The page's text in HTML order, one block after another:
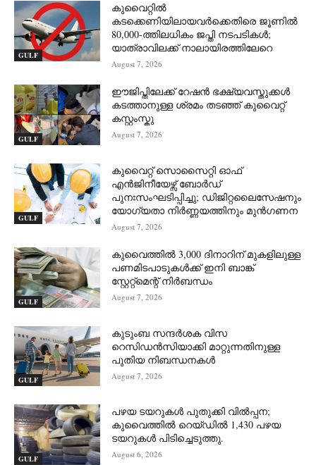
GULF
കുവൈറ്റിൽ
കടക്കെണിയിലായവർക്കെതിരെ ജൂണിൽ
80,000-ത്തിലധികം ജപ്തി നടപടികൾ;
യാത്രാവിലക്ക് നാലായിരത്തിലേറെ
August 7, 2026
GULF
ഈജിപ്തിലേക്ക് റേഷൻ ഭക്ഷ്യവസ്തുക്കൾ
കടത്താനുള്ള ശ്രമം തടഞ്ഞ് കുവൈറ്റ്
കസ്റ്റംസ്കു
August 7, 2026
GULF
കുവൈറ്റ് സൊസൈറ്റി ഓഫ്
എൻജിനീയേഴ്സ് ബോർഡ്
പുനഃസംഘടിപ്പിച്ചു; ഡിജിറ്റലൈസേഷനും
യോഗ്യതാ നിർണ്ണയത്തിനും മുൻഗണന
August 7, 2026
GULF
കുവൈത്തിൽ 3,000 ദിനാറിന് മുകളിലുള്ള
പണമിടപാടുകൾക്ക് ഇനി ബാങ്ക്
സ്റ്റേറ്റ്‌മെന്റ് നിർബന്ധം
August 7, 2026
GULF
കുടുംബ സന്ദർശക വിസ
റെസിഡൻസിയാക്കി മാറ്റുന്നതിനുള്ള
പുതിയ നിബന്ധനകൾ
August 7, 2026
GULF
പഴയ ടയറുകൾ പുതുക്കി വിൽപ്പന;
കുവൈത്തിൽ റെയ്ഡിൽ 1,430 പഴയ
ടയറുകൾ പിടിച്ചെടുത്തു.
August 6, 2026